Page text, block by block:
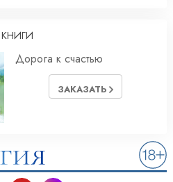
КНИГИ
Дорога к счастью
ЗАКАЗАТЬ